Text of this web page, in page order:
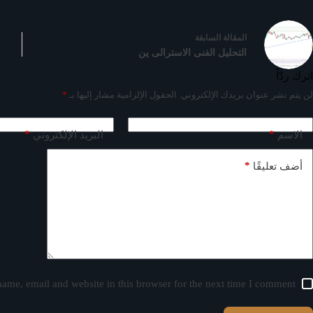
المقالة السابقة
التحليل الفنى الاسترالى ين
اترك ردّاً
لن يتم نشر عنوان بريدك الإلكتروني. الحقول الإلزامية مشار إليها بـ *
الاسم* البريد الإلكتروني*
أضف تعليقًا *
email and website in this browser for the next time I comment.